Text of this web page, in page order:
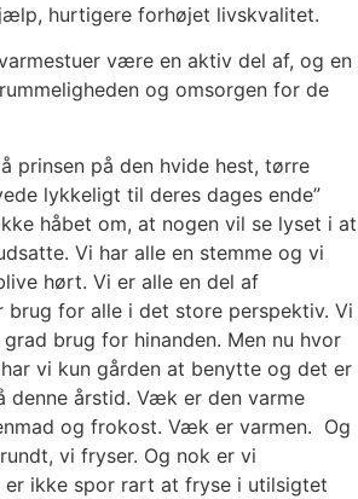
hurtigere forhøjet livskvalitet.
være en aktiv del af, og en
og omsorgen for de
prinsen på den hvide hest, tørre
lykkeligt til deres dages ende”
håbet om, at nogen vil se lyset i at
Vi har alle en stemme og vi
hørt. Vi er alle en del af
brug for alle i det store perspektiv. Vi
brug for hinanden. Men nu hvor
vi kun gården at benytte og det er
denne årstid. Væk er den varme
og frokost. Væk er varmen. Og
vi fryser. Og nok er vi
er ikke spor rart at fryse i utilsigtet